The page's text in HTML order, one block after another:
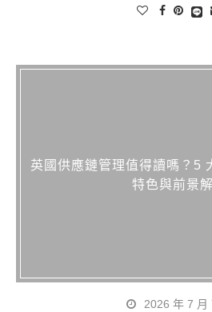
英國供應鏈管理值得讀嗎？5
特色與前景
2026 年 7 月